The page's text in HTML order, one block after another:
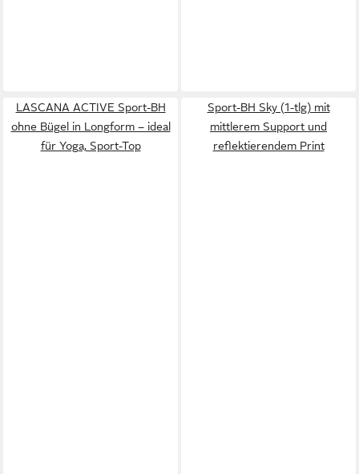
LASCANA ACTIVE Sport-BH
ohne Bügel in Longform – ideal
für Yoga, Sport-Top
Sport-BH Sky (1-tlg) mit
mittlerem Support und
reflektierendem Print